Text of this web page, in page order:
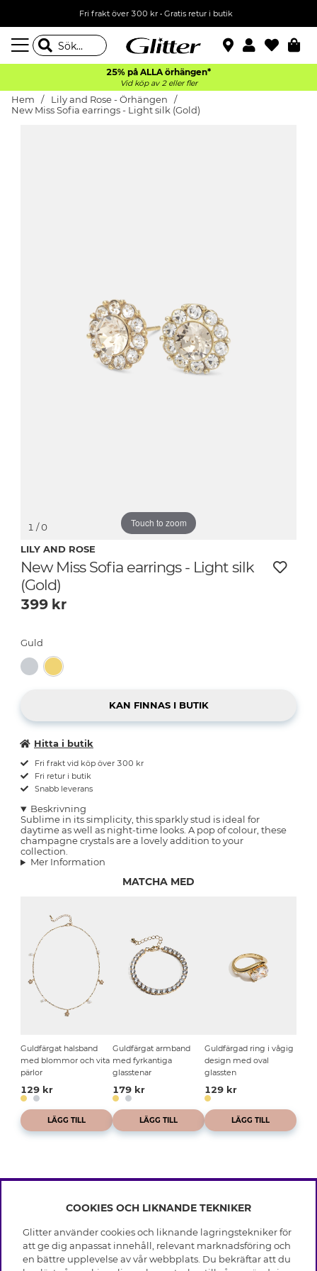
Fri frakt över 300 kr• Gratis retur i butik
25% på ALLA örhängen*
Vid köp av 2 eller fler
Hem
Lily and Rose - Örhängen
New Miss Sofia earrings - Light silk (Gold)
Touch to zoom
1 / 0
LILY AND ROSE
New Miss Sofia earrings - Light silk
(Gold)
399 kr
Guld
Hitta i butik
Fri frakt vid köp över 300 kr
Fri retur i butik
Snabb leverans
Beskrivning
Sublime in its simplicity, this sparkly stud is ideal for
daytime as well as night-time looks. A pop of colour, these
champagne crystals are a lovely addition to your
collection.
Mer Information
MATCHA MED
Guldfärgat halsband
med blommor och vita
pärlor
129 kr
LÄGG TILL
Guldfärgat armband
med fyrkantiga
glasstenar
179 kr
LÄGG TILL
Guldfärgad ring i vågig
design med oval
glassten
129 kr
LÄGG TILL
INFO
Leverans
Villkor
Integritetspolicy
OM GLITTER
COOKIES OCH LIKNANDE TEKNIKER
Glitter använder cookies och liknande lagringstekniker för
att ge dig anpassat innehåll, relevant marknadsföring och
en bättre upplevelse av vår webbplats. Du bekräftar att du